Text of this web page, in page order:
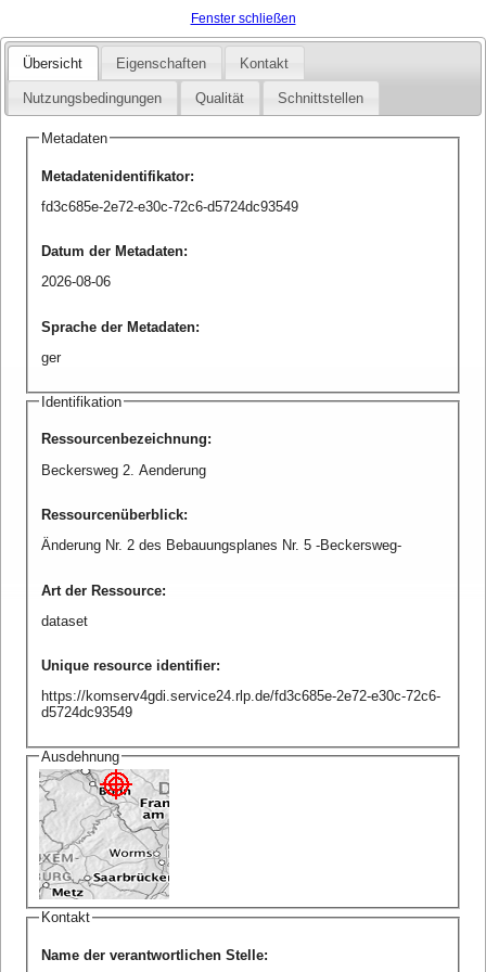
Fenster schließen
Übersicht Eigenschaften Kontakt
Nutzungsbedingungen Qualität Schnittstellen
Metadaten
Metadatenidentifikator:
fd3c685e-2e72-e30c-72c6-d5724dc93549
Datum der Metadaten:
2026-08-06
Sprache der Metadaten:
ger
Identifikation
Ressourcenbezeichnung:
Beckersweg 2. Aenderung
Ressourcenüberblick:
Änderung Nr. 2 des Bebauungsplanes Nr. 5 -Beckersweg-
Art der Ressource:
dataset
Unique resource identifier:
https://komserv4gdi.service24.rlp.de/fd3c685e-2e72-e30c-72c6-
d5724dc93549
Ausdehnung
Kontakt
Name der verantwortlichen Stelle: